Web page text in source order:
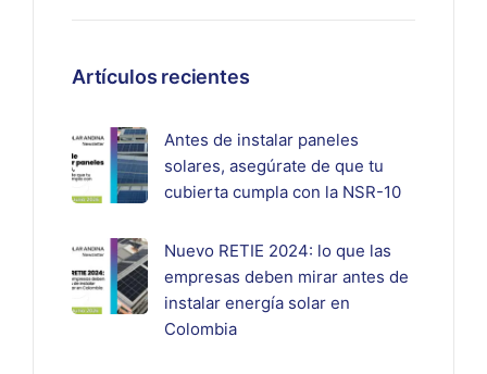
Artículos recientes
Antes de instalar paneles
solares, asegúrate de que tu
cubierta cumpla con la NSR-10
Nuevo RETIE 2024: lo que las
empresas deben mirar antes de
instalar energía solar en
Colombia